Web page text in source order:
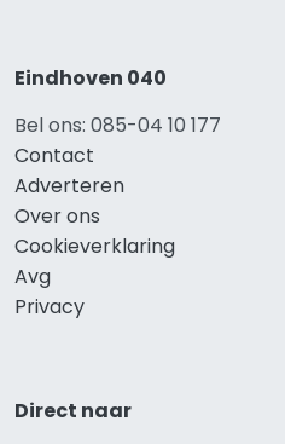
Eindhoven 040
Bel ons: 085-04 10 177
Contact
Adverteren
Over ons
Cookieverklaring
Avg
Privacy
Direct naar